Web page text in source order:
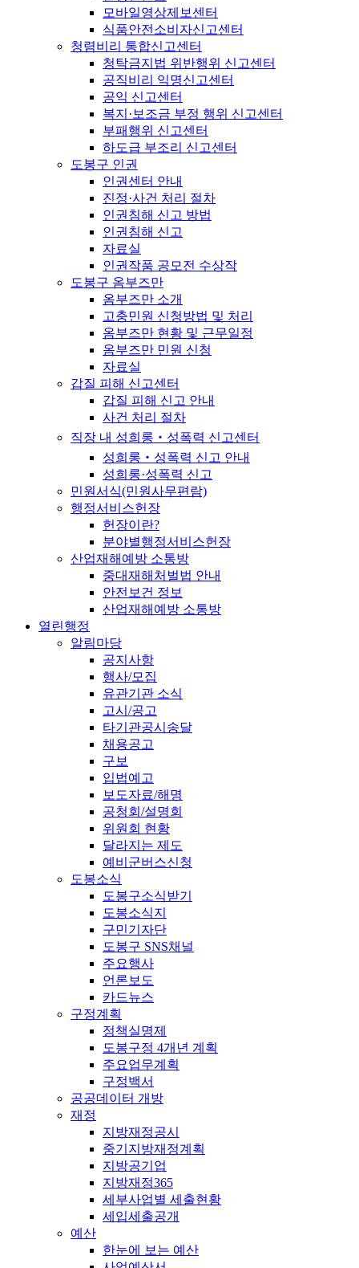
모바일영상제보센터
식품안전소비자신고센터
청렴비리 통합신고센터
청탁금지법 위반행위 신고센터
공직비리 익명신고센터
공익 신고센터
복지·보조금 부정 행위 신고센터
부패행위 신고센터
하도급 부조리 신고센터
도봉구 인권
인권센터 안내
진정·사건 처리 절차
인권침해 신고 방법
인권침해 신고
자료실
인권작품 공모전 수상작
도봉구 옴부즈만
옴부즈만 소개
고충민원 신청방법 및 처리
옴부즈만 현황 및 근무일정
옴부즈만 민원 신청
자료실
갑질 피해 신고센터
갑질 피해 신고 안내
사건 처리 절차
직장 내 성희롱‧성폭력 신고센터
성희롱‧성폭력 신고 안내
성희롱·성폭력 신고
민원서식(민원사무편람)
행정서비스헌장
헌장이란?
분야별행정서비스헌장
산업재해예방 소통방
중대재해처벌법 안내
안전보건 정보
산업재해예방 소통방
열린행정
알림마당
공지사항
행사/모집
유관기관 소식
고시/공고
타기관공시송달
채용공고
구보
입법예고
보도자료/해명
공청회/설명회
위원회 현황
달라지는 제도
예비군버스신청
도봉소식
도봉구소식받기
도봉소식지
구민기자단
도봉구 SNS채널
주요행사
언론보도
카드뉴스
구정계획
정책실명제
도봉구정 4개년 계획
주요업무계획
구정백서
공공데이터 개방
재정
지방재정공시
중기지방재정계획
지방공기업
지방재정365
세부사업별 세출현황
세입세출공개
예산
한눈에 보는 예산